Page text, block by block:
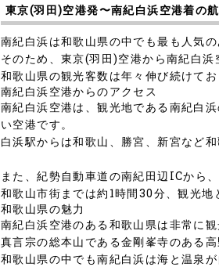
東京(羽田)空港発〜南紀白浜空港着の
南紀白浜は和歌山県の中でも最も人気の
そのため、東京(羽田)空港から南紀白
和歌山県の観光客数は年々伸び続けて
南紀白浜空港からのアクセス
南紀白浜空港は、観光地である南紀白
い空港です。
白浜駅からは和歌山、勝宮、新宮など
また、紀勢自動車道の南紀田辺ICから
和歌山市街までは約1時間30分、観光地
和歌山県の魅力
南紀白浜空港のある和歌山県は非常に観
真言宗の総本山である金剛峯寺のある
和歌山県の中でも南紀白浜は海と温泉